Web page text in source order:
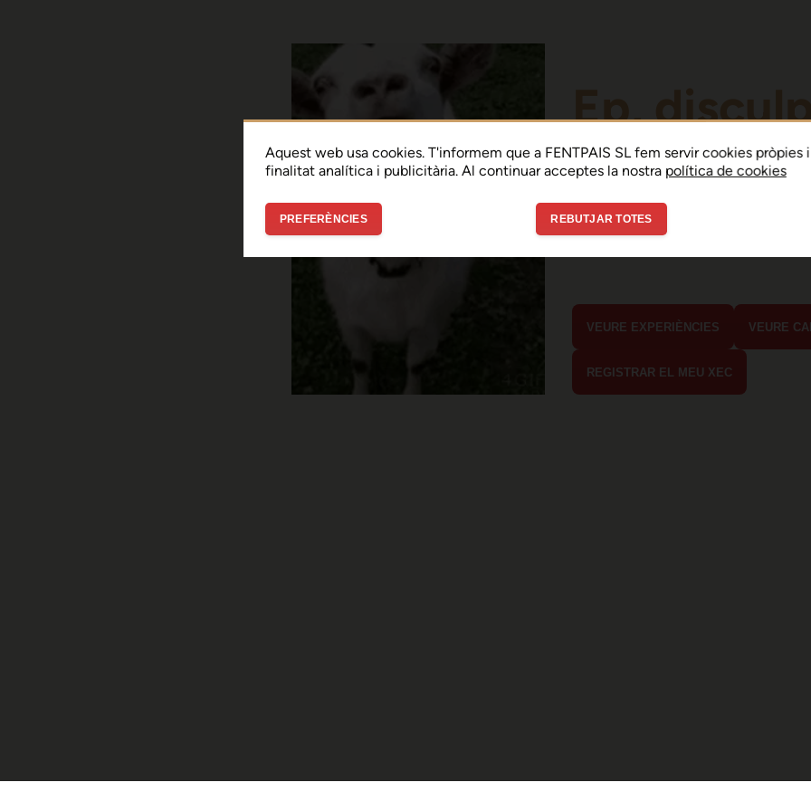
Ep,
Sembla que hi ha
error de connexió
En menys de 15 segons hauria
VEURE EXPERIÈNCIES VEURE
REGISTRAR EL MEU XEC
Aquest web usa cookies. T'informem que a FENTPAIS SL fem servir cookies pròpies
finalitat analítica i publicitària. Al continuar acceptes la nostra política de cookies
PREFERÈNCIES REBUTJAR TOTES